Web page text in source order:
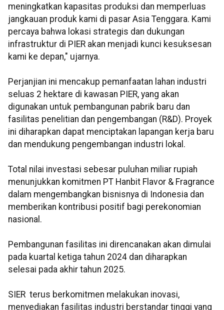
meningkatkan kapasitas produksi dan memperluas
jangkauan produk kami di pasar Asia Tenggara. Kami
percaya bahwa lokasi strategis dan dukungan
infrastruktur di PIER akan menjadi kunci kesuksesan
kami ke depan," ujarnya.
Perjanjian ini mencakup pemanfaatan lahan industri
seluas 2 hektare di kawasan PIER, yang akan
digunakan untuk pembangunan pabrik baru dan
fasilitas penelitian dan pengembangan (R&D). Proyek
ini diharapkan dapat menciptakan lapangan kerja baru
dan mendukung pengembangan industri lokal.
Total nilai investasi sebesar puluhan miliar rupiah
menunjukkan komitmen PT Hanbit Flavor & Fragrance
dalam mengembangkan bisnisnya di Indonesia dan
memberikan kontribusi positif bagi perekonomian
nasional.
Pembangunan fasilitas ini direncanakan akan dimulai
pada kuartal ketiga tahun 2024 dan diharapkan
selesai pada akhir tahun 2025.
SIER terus berkomitmen melakukan inovasi,
menyediakan fasilitas industri berstandar tinggi yang